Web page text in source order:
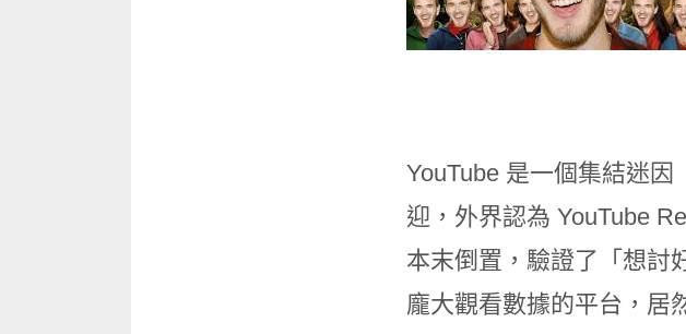
YouTube 是一個集結迷
迎，外界認為 YouTube
本末倒置，驗證了「想討
龐大觀看數據的平台，居